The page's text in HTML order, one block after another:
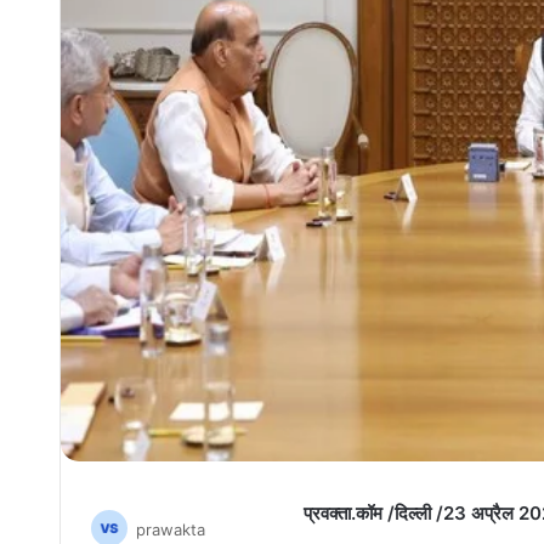
प्रवक्ता.कॉम /दिल्ली /23 अप्रैल
prawakta